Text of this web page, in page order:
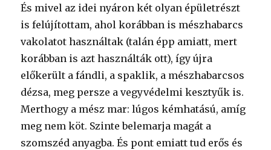
És mivel az idei nyáron két olyan épületrészt
is felújítottam, ahol korábban is mészhabarcs
vakolatot használtak (talán épp amiatt, mert
korábban is azt használták ott), így újra
előkerült a fándli, a spaklik, a mészhabarcsos
dézsa, meg persze a vegyvédelmi kesztyűk is.
Merthogy a mész mar: lúgos kémhatású, amíg
meg nem köt. Szinte belemarja magát a
szomszéd anyagba. És pont emiatt tud erős és